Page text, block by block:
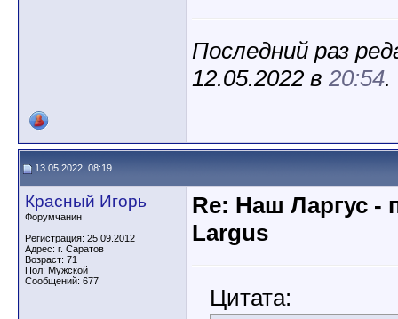
Последний раз
12.05.2022 в 20:54.
13.05.2022, 08:19
Красный Игорь
Форумчанин
Регистрация: 25.09.2012
Адрес: г. Саратов
Возраст: 71
Пол: Мужской
Сообщений: 677
Re: Наш Ларгус -
Largus
Цитата: